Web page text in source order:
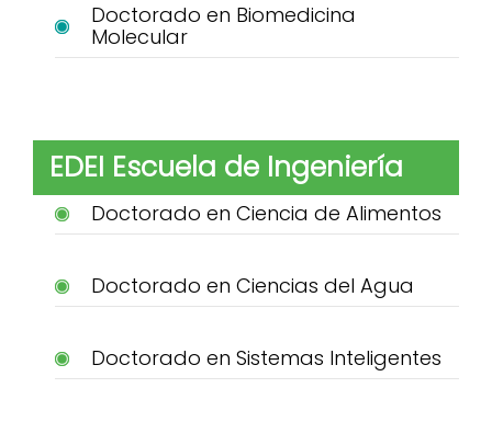
Doctorado en Biomedicina
Molecular
EDEI Escuela de Ingeniería
Doctorado en Ciencia de Alimentos
Doctorado en Ciencias del Agua
Doctorado en Sistemas Inteligentes